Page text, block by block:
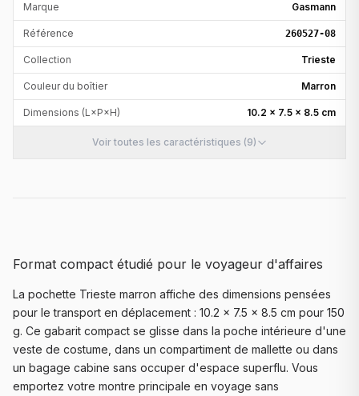
Marque Gasmann
Référence 260527-08
Collection Trieste
Couleur du boîtier Marron
Dimensions (L×P×H) 10.2 × 7.5 × 8.5 cm
Voir toutes les caractéristiques (9)
Format compact étudié pour le voyageur d'affaires
La pochette Trieste marron affiche des dimensions pensées
pour le transport en déplacement : 10.2 × 7.5 × 8.5 cm pour 150
g. Ce gabarit compact se glisse dans la poche intérieure d'une
veste de costume, dans un compartiment de mallette ou dans
un bagage cabine sans occuper d'espace superflu. Vous
emportez votre montre principale en voyage sans